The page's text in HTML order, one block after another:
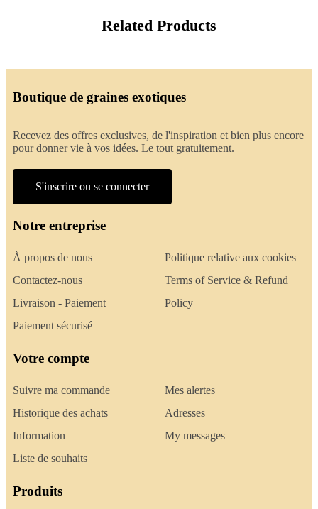
Related Products
Boutique de graines exotiques
Recevez des offres exclusives, de l'inspiration et bien plus encore
pour donner vie à vos idées. Le tout gratuitement.
S'inscrire ou se connecter
Notre entreprise
À propos de nous
Contactez-nous
Livraison - Paiement
Paiement sécurisé
Politique relative aux cookies
Terms of Service & Refund
Policy
Votre compte
Suivre ma commande
Historique des achats
Information
Liste de souhaits
Mes alertes
Adresses
My messages
Produits